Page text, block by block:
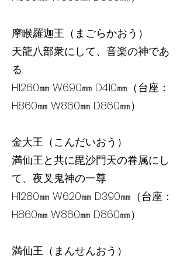
摩睺羅迦王（まごらかおう）
天龍八部衆にして、音楽の神であ
る
H1260㎜ W690㎜ D410㎜（台座：
H860㎜ W860㎜ D860㎜）
金大王（こんだいおう）
満仙王と共に毘沙門天の眷属にし
て、夜叉鬼神の一尊
H1280㎜ W620㎜ D390㎜（台座：
H860㎜ W860㎜ D860㎜）
満仙王（まんせんおう）